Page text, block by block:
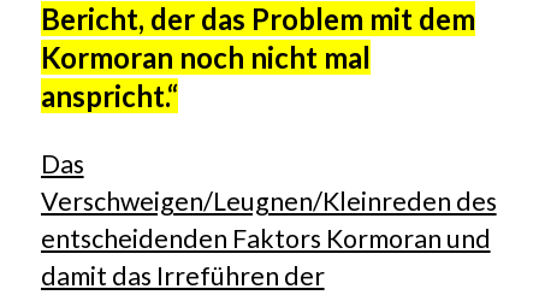
Bericht, der das Problem mit dem
Kormoran noch nicht mal
anspricht.“
Das
Verschweigen/Leugnen/Kleinreden des
entscheidenden Faktors Kormoran und
damit das Irreführen der